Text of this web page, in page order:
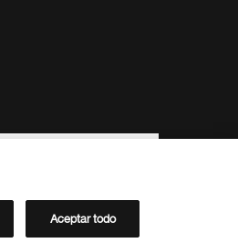
Directorio de Novartis
Aceptar todo